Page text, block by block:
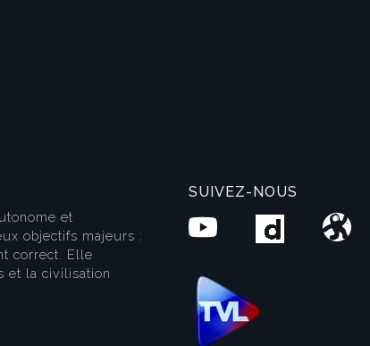
et
objectifs majeurs :
correct. Elle
et la civilisation
SUIVEZ-NOUS